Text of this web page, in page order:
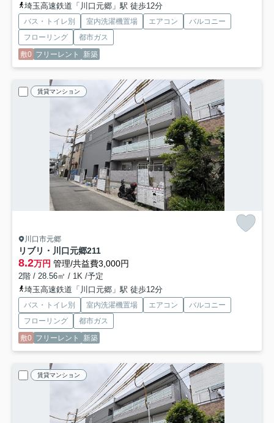
埼玉高速鉄道「川口元郷」駅 徒歩12分
バス・トイレ別 室内洗濯機置場 エアコン
バルコニー
フローリング
都市ガス
敷0 フリーレント 新築
賃貸マンション
川口市元郷
リブリ・川口元郷211
8.2万円 管理/共益費3,000円
2階 / 28.56㎡ / 1K /予定
埼玉高速鉄道「川口元郷」駅 徒歩12分
バス・トイレ別 室内洗濯機置場 エアコン
バルコニー
フローリング
都市ガス
敷0 フリーレント 新築
賃貸マンション